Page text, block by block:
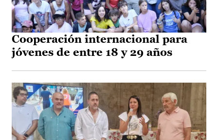
Cooperación internacional para
jóvenes de entre 18 y 29 años